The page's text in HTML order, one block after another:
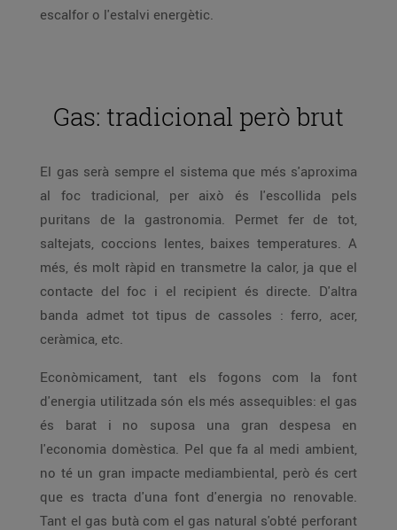
escalfor o l'estalvi energètic.
Gas: tradicional però brut
El gas serà sempre el sistema que més s'aproxima
al foc tradicional, per això és l'escollida pels
puritans de la gastronomia. Permet fer de tot,
saltejats, coccions lentes, baixes temperatures. A
més, és molt ràpid en transmetre la calor, ja que el
contacte del foc i el recipient és directe. D'altra
banda admet tot tipus de cassoles : ferro, acer,
ceràmica, etc.
Econòmicament, tant els fogons com la font
d'energia utilitzada són els més assequibles: el gas
és barat i no suposa una gran despesa en
l'economia domèstica. Pel que fa al medi ambient,
no té un gran impacte mediambiental, però és cert
que es tracta d'una font d'energia no renovable.
Tant el gas butà com el gas natural s'obté perforant